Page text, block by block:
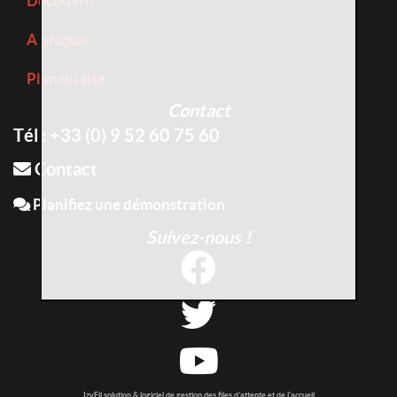
A propos
Plan du site
Contact
Tél : +33 (0) 9 52 60 75 60
Contact
Planifiez une démonstration
Suivez-nous !
IzyFil solution & logiciel de gestion des files d'attente et de l'accueil